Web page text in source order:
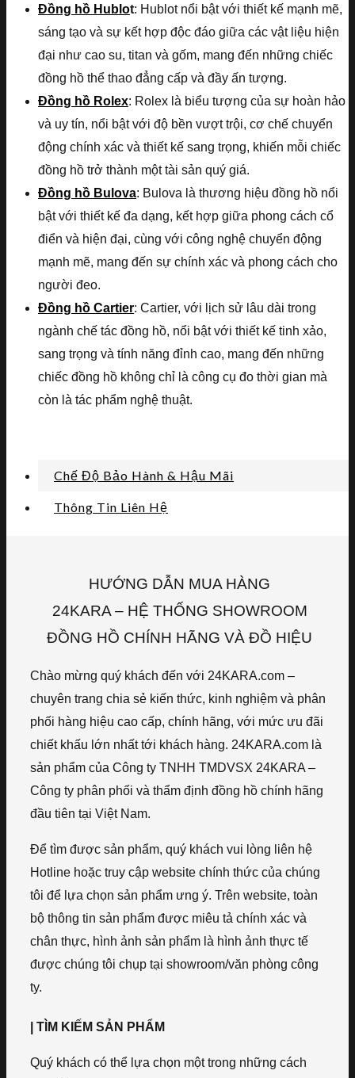
Đồng hồ Hublot: Hublot nổi bật với thiết kế mạnh mẽ,
sáng tạo và sự kết hợp độc đáo giữa các vật liệu hiện
đại như cao su, titan và gốm, mang đến những chiếc
đồng hồ thể thao đẳng cấp và đầy ấn tượng.
Đồng hồ Rolex: Rolex là biểu tượng của sự hoàn hảo
và uy tín, nổi bật với độ bền vượt trội, cơ chế chuyển
động chính xác và thiết kế sang trọng, khiến mỗi chiếc
đồng hồ trở thành một tài sản quý giá.
Đồng hồ Bulova: Bulova là thương hiệu đồng hồ nổi
bật với thiết kế đa dạng, kết hợp giữa phong cách cổ
điển và hiện đại, cùng với công nghệ chuyển động
mạnh mẽ, mang đến sự chính xác và phong cách cho
người đeo.
Đồng hồ Cartier: Cartier, với lịch sử lâu dài trong
ngành chế tác đồng hồ, nổi bật với thiết kế tinh xảo,
sang trọng và tính năng đỉnh cao, mang đến những
chiếc đồng hồ không chỉ là công cụ đo thời gian mà
còn là tác phẩm nghệ thuật.
Chế Độ Bảo Hành & Hậu Mãi
Thông Tin Liên Hệ
HƯỚNG DẪN MUA HÀNG
24KARA – HỆ THỐNG SHOWROOM
ĐỒNG HỒ CHÍNH HÃNG VÀ ĐỒ HIỆU
Chào mừng quý khách đến với 24KARA.com –
chuyên trang chia sẻ kiến thức, kinh nghiệm và phân
phối hàng hiệu cao cấp, chính hãng, với mức ưu đãi
chiết khấu lớn nhất tới khách hàng. 24KARA.com là
sản phẩm của Công ty TNHH TMDVSX 24KARA –
Công ty phân phối và thẩm định đồng hồ chính hãng
đầu tiên tại Việt Nam.
Để tìm được sản phẩm, quý khách vui lòng liên hệ
Hotline hoặc truy cập website chính thức của chúng
tôi để lựa chọn sản phẩm ưng ý. Trên website, toàn
bộ thông tin sản phẩm được miêu tả chính xác và
chân thực, hình ảnh sản phẩm là hình ảnh thực tế
được chúng tôi chụp tại showroom/văn phòng công
ty.
| TÌM KIẾM SẢN PHẨM
Quý khách có thể lựa chọn một trong những cách